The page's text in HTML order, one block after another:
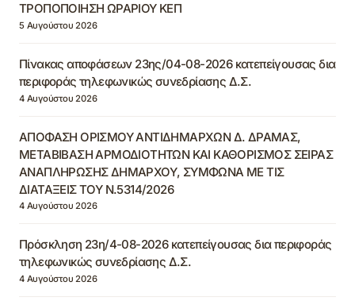
ΤΡΟΠΟΠΟΙΗΣΗ ΩΡΑΡΙΟΥ ΚΕΠ
5 Αυγούστου 2026
Πίνακας αποφάσεων 23ης/04-08-2026 κατεπείγουσας δια
περιφοράς τηλεφωνικώς συνεδρίασης Δ.Σ.
4 Αυγούστου 2026
ΑΠΟΦΑΣΗ ΟΡΙΣΜΟΥ ΑΝΤΙΔΗΜΑΡΧΩΝ Δ. ΔΡΑΜΑΣ,
ΜΕΤΑΒΙΒΑΣΗ ΑΡΜΟΔΙΟΤΗΤΩΝ ΚΑΙ ΚΑΘΟΡΙΣΜΟΣ ΣΕΙΡΑΣ
ΑΝΑΠΛΗΡΩΣΗΣ ΔΗΜΑΡΧΟΥ, ΣΥΜΦΩΝΑ ΜΕ ΤΙΣ
ΔΙΑΤΑΞΕΙΣ ΤΟΥ Ν.5314/2026
4 Αυγούστου 2026
Πρόσκληση 23η/4-08-2026 κατεπείγουσας δια περιφοράς
τηλεφωνικώς συνεδρίασης Δ.Σ.
4 Αυγούστου 2026